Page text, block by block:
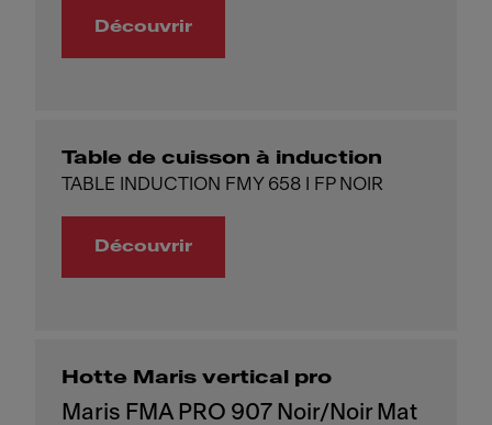
Découvrir
Table de cuisson à induction
TABLE INDUCTION FMY 658 I FP NOIR
Découvrir
Hotte Maris vertical pro
Maris FMA PRO 907 Noir/Noir Mat